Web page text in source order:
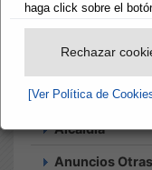
haga click sobre el
Rechazar
[Ver Política de
Alcaldía
Anuncios